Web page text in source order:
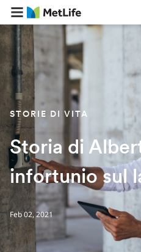
STORIE DI VITA
Storia di
infortunio sul
Feb 02, 2021